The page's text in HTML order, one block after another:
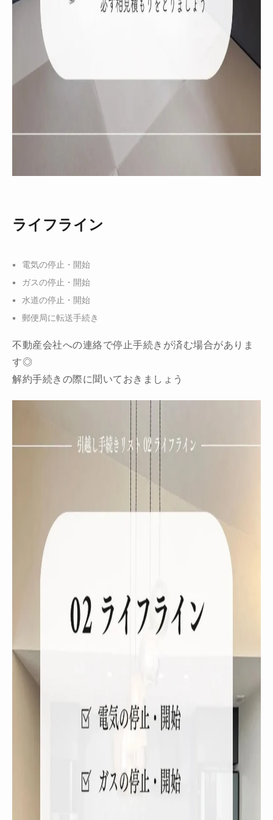
ライフライン
電気の停止・開始
ガスの停止・開始
水道の停止・開始
郵便局に転送手続き
不動産会社への連絡で停止手続きが済む場合がありま
す◎
解約手続きの際に聞いておきましょう